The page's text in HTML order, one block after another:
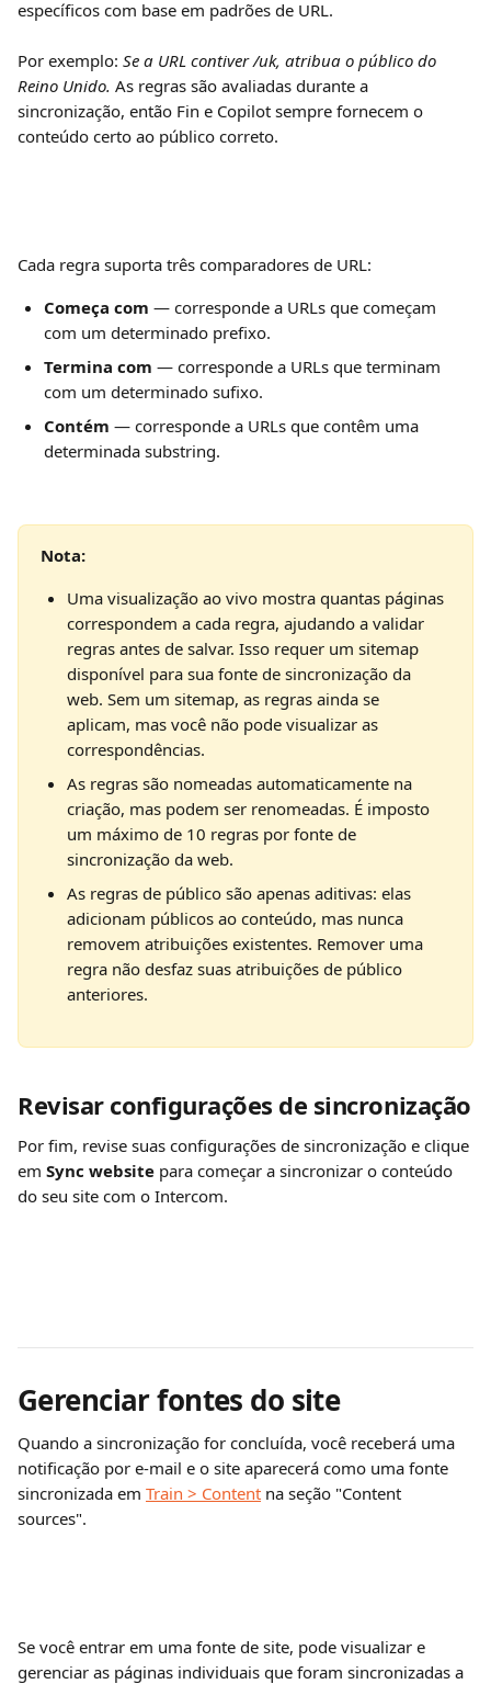
específicos com base em padrões de URL.
Por exemplo: Se a URL contiver /uk, atribua o público do
Reino Unido. As regras são avaliadas durante a
sincronização, então Fin e Copilot sempre fornecem o
conteúdo certo ao público correto.
Cada regra suporta três comparadores de URL:
Começa com — corresponde a URLs que começam
com um determinado prefixo.
Termina com — corresponde a URLs que terminam
com um determinado sufixo.
Contém — corresponde a URLs que contêm uma
determinada substring.
Nota:
Uma visualização ao vivo mostra quantas páginas
correspondem a cada regra, ajudando a validar
regras antes de salvar. Isso requer um sitemap
disponível para sua fonte de sincronização da
web. Sem um sitemap, as regras ainda se
aplicam, mas você não pode visualizar as
correspondências.
As regras são nomeadas automaticamente na
criação, mas podem ser renomeadas. É imposto
um máximo de 10 regras por fonte de
sincronização da web.
As regras de público são apenas aditivas: elas
adicionam públicos ao conteúdo, mas nunca
removem atribuições existentes. Remover uma
regra não desfaz suas atribuições de público
anteriores.
Revisar configurações de sincronização
Por fim, revise suas configurações de sincronização e clique
em Sync website para começar a sincronizar o conteúdo
do seu site com o Intercom.
Gerenciar fontes do site
Quando a sincronização for concluída, você receberá uma
notificação por e-mail e o site aparecerá como uma fonte
sincronizada em Train > Content na seção "Content
sources".
Se você entrar em uma fonte de site, pode visualizar e
gerenciar as páginas individuais que foram sincronizadas a